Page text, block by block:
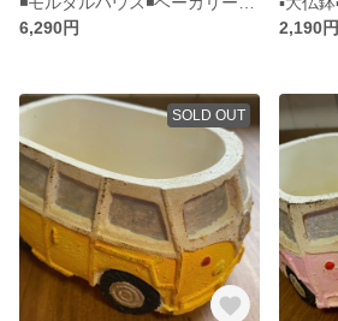
6,290円
2,190円
SOLD OUT